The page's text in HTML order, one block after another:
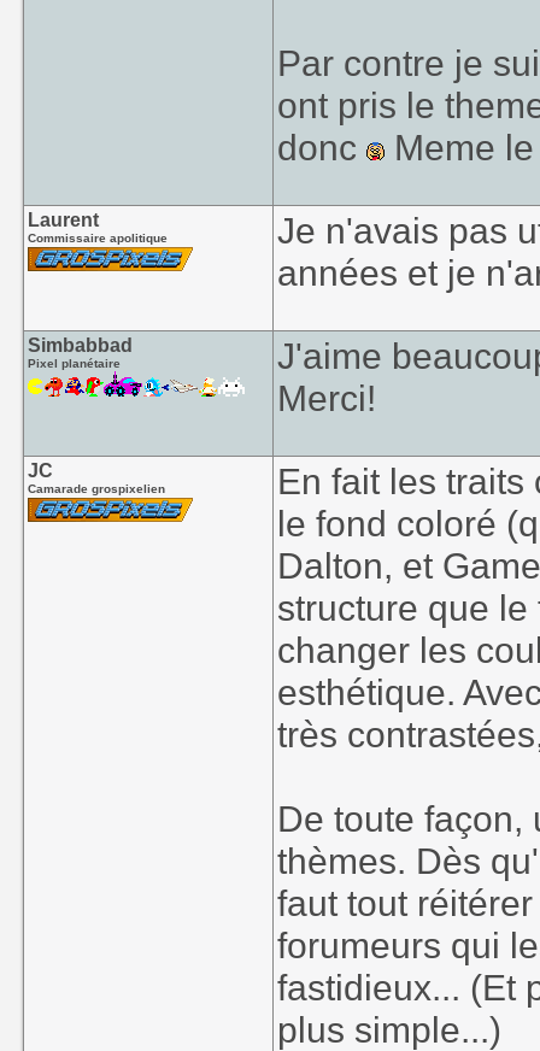
Par contre je
ont pris le
donc
Meme
Laurent
Commissaire apolitique
Je n'avais pas
années et je
Simbabbad
Pixel planétaire
J'aime
Merci!
JC
Camarade grospixelien
En fait les
le fond coloré
Dalton, et
structure que
changer les
esthétique.
très
De toute façon,
thèmes. Dès
faut tout
forumeurs qui
fastidieux... (Et
plus simple...)